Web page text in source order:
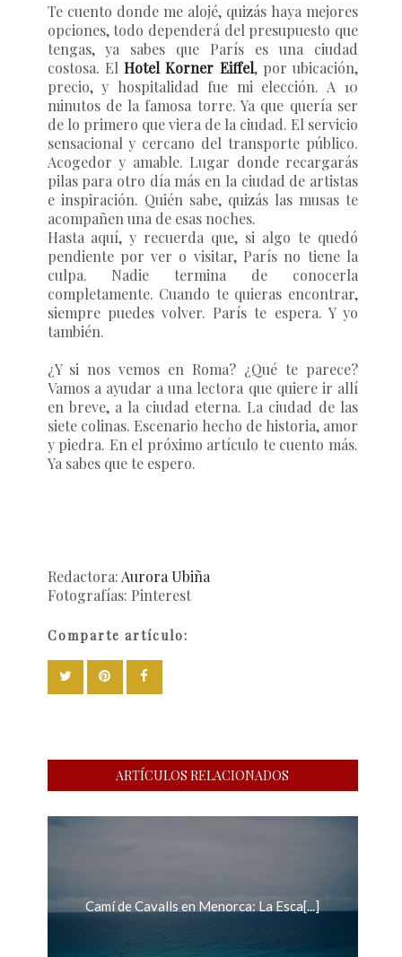
Te cuento donde me alojé, quizás haya mejores
opciones, todo dependerá del presupuesto que
tengas, ya sabes que París es una ciudad
costosa. El Hotel Korner Eiffel, por ubicación,
precio, y hospitalidad fue mi elección. A 10
minutos de la famosa torre. Ya que quería ser
de lo primero que viera de la ciudad. El servicio
sensacional y cercano del transporte público.
Acogedor y amable. Lugar donde recargarás
pilas para otro día más en la ciudad de artistas
e inspiración. Quién sabe, quizás las musas te
acompañen una de esas noches.
Hasta aquí, y recuerda que, si algo te quedó
pendiente por ver o visitar, París no tiene la
culpa. Nadie termina de conocerla
completamente. Cuando te quieras encontrar,
siempre puedes volver. París te espera. Y yo
también.
¿Y si nos vemos en Roma? ¿Qué te parece?
Vamos a ayudar a una lectora que quiere ir allí
en breve, a la ciudad eterna. La ciudad de las
siete colinas. Escenario hecho de historia, amor
y piedra. En el próximo artículo te cuento más.
Ya sabes que te espero.
Redactora: Aurora Ubiña
Fotografías: Pinterest
Comparte artículo:
ARTÍCULOS RELACIONADOS
Camí de Cavalls en Menorca: La Esca[...]